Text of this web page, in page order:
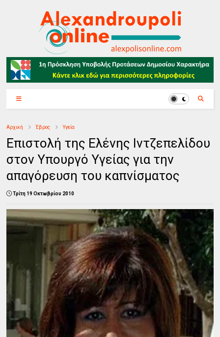
Αρχική Έβρος Υγεία
Επιστολή της Ελένης Ιντζεπελίδου
στον Υπουργό Υγείας για την
απαγόρευση του καπνίσματος
Τρίτη 19 Οκτωβρίου 2010